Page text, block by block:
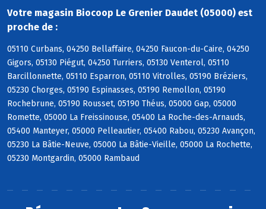
Votre magasin Biocoop Le Grenier Daudet (05000) est
proche de :
05110 Curbans, 04250 Bellaffaire, 04250 Faucon-du-Caire, 04250
Gigors, 05130 Piégut, 04250 Turriers, 05130 Venterol, 05110
Barcillonnette, 05110 Esparron, 05110 Vitrolles, 05190 Bréziers,
05230 Chorges, 05190 Espinasses, 05190 Remollon, 05190
Rochebrune, 05190 Rousset, 05190 Théus, 05000 Gap, 05000
Romette, 05000 La Freissinouse, 05400 La Roche-des-Arnauds,
05400 Manteyer, 05000 Pelleautier, 05400 Rabou, 05230 Avançon,
05230 La Bâtie-Neuve, 05000 La Bâtie-Vieille, 05000 La Rochette,
05230 Montgardin, 05000 Rambaud